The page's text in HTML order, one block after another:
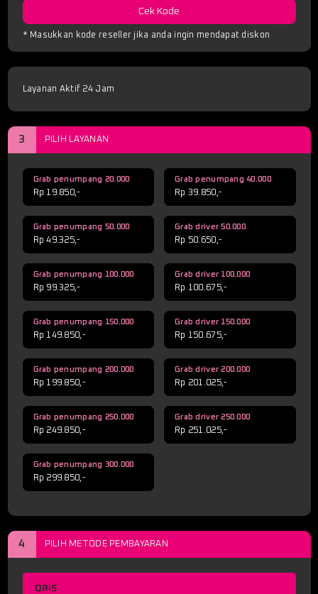
Cek Kode
* Masukkan kode reseller jika anda ingin mendapat diskon
Layanan Aktif 24 Jam
3 PILIH LAYANAN
Grab penumpang 20.000
Rp 19.850,-
Grab penumpang 40.000
Rp 39.850,-
Grab penumpang 50.000
Rp 49.325,-
Grab driver 50.000
Rp 50.650,-
Grab penumpang 100.000
Rp 99.325,-
Grab driver 100.000
Rp 100.675,-
Grab penumpang 150.000
Rp 149.850,-
Grab driver 150.000
Rp 150.675,-
Grab penumpang 200.000
Rp 199.850,-
Grab driver 200.000
Rp 201.025,-
Grab penumpang 250.000
Rp 249.850,-
Grab driver 250.000
Rp 251.025,-
Grab penumpang 300.000
Rp 299.850,-
4 PILIH METODE PEMBAYARAN
QRIS